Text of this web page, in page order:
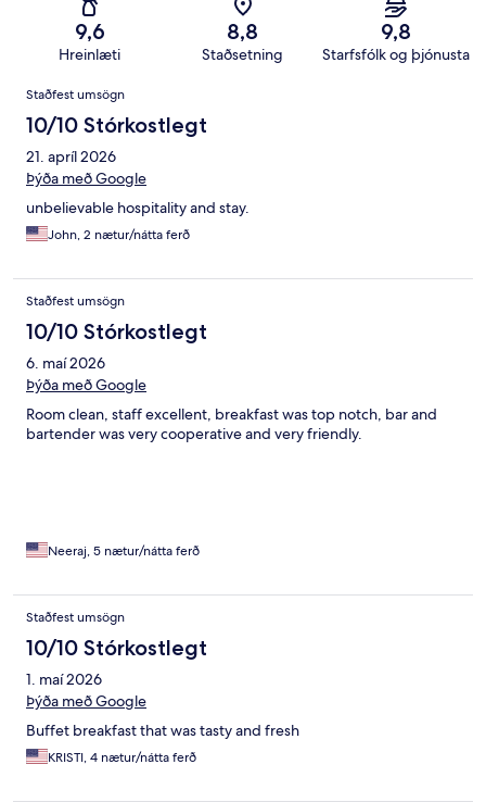
9,6
Hreinlæti
8,8
Staðsetning
9,8
Starfsfólk og þjónusta
Umsagnir
Staðfest umsögn
10/10 Stórkostlegt
21. apríl 2026
Þýða með Google
unbelievable hospitality and stay.
John, 2 nætur/nátta ferð
Staðfest umsögn
10/10 Stórkostlegt
6. maí 2026
Þýða með Google
Room clean, staff excellent, breakfast was top notch, bar and
bartender was very cooperative and very friendly.
Neeraj, 5 nætur/nátta ferð
Staðfest umsögn
10/10 Stórkostlegt
1. maí 2026
Þýða með Google
Buffet breakfast that was tasty and fresh
KRISTI, 4 nætur/nátta ferð